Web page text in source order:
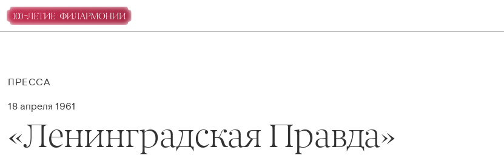
ПРЕССА
18 апреля 1961
«Ленинградская Правда»